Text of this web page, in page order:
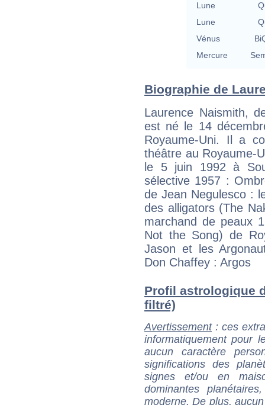
Lune
Lune
Vénus
Mercure
Biographie de
Laurence Naismith,
est né le 14
Royaume-Uni. Il a
théâtre au Royaume-
le 5 juin 1992 à
sélective 1957 :
de Jean Negulesco :
des alligators (The
marchand de peaux
Not the Song) de
Jason et les
Don Chaffey : Argos
Profil astrologique
filtré)
Avertissement: ces
informatiquement pour
aucun caractère
significations des
signes et/ou en
dominantes
moderne. De plus,